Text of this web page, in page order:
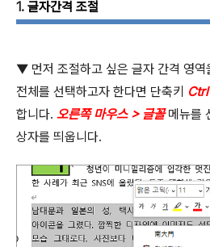
1. 글자간격 조절
▼ 먼저 조절하고 싶은 글자 간격 영역
전체를 선택하고자 한다면 단축키
합니다. 오른쪽 마우스 > 글꼴 메뉴를
상자를 띄웁니다.